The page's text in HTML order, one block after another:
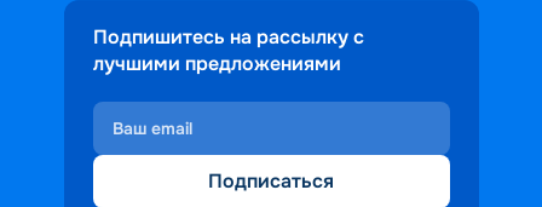
Подпишитесь на рассылку с
лучшими предложениями
Подписаться